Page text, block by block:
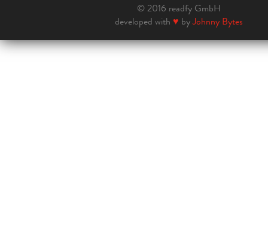
© 2016 readfy GmbH
developed with ♥ byJohnny Bytes